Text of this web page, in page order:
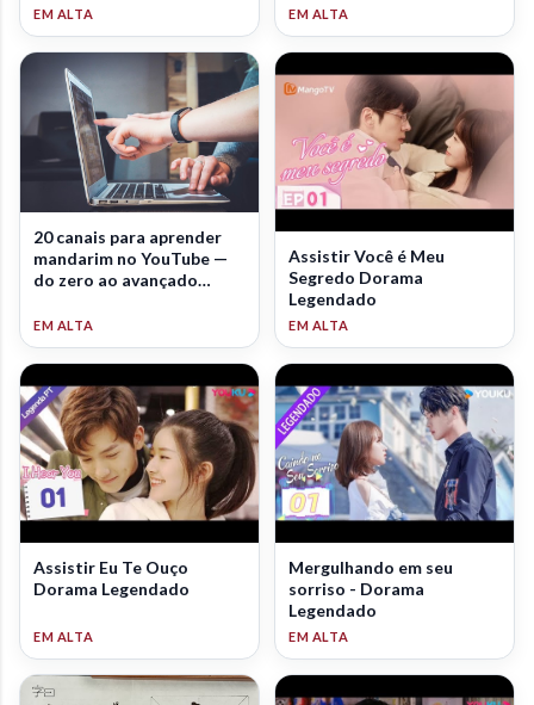
20 canais para aprender
mandarim no YouTube —
do zero ao avançado
Assistir Você é Meu
Segredo Dorama
Legendado
Assistir Eu Te Ouço
Dorama Legendado
Mergulhando em seu
sorriso - Dorama
Legendado